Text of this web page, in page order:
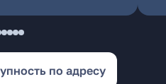
по адресу